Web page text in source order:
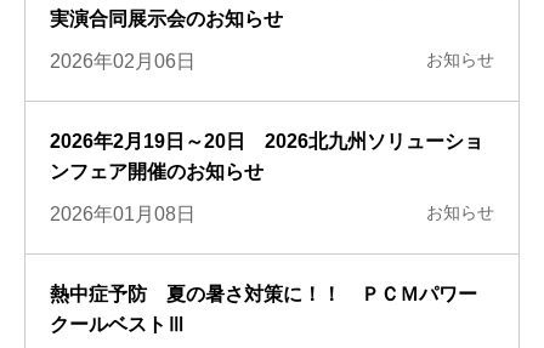
実演合同展示会のお知らせ
2026年02月06日 お知らせ
2026年2月19日～20日 2026北九州ソリューショ
ンフェア開催のお知らせ
2026年01月08日 お知らせ
熱中症予防 夏の暑さ対策に！！ ＰＣＭパワー
クールベストⅢ